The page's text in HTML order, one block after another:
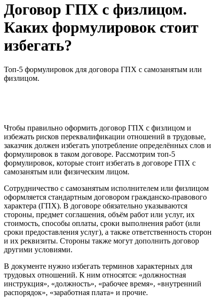
Договор ГПХ с физлицом.
Каких формулировок стоит
избегать?
Топ-5 формулировок для договора ГПХ с самозанятым или
физлицом.
Чтобы правильно оформить договор ГПХ с физлицом и
избежать рисков переквалификации отношений в трудовые,
заказчик должен избегать употребление определённых слов и
формулировок в таком договоре. Рассмотрим топ-5
формулировок, которые стоит избегать в договоре ГПХ с
самозанятым или физическим лицом.
Сотрудничество с самозанятым исполнителем или физлицом
оформляется стандартным договором гражданско-правового
характера (ГПХ). В договоре обязательно указываются
стороны, предмет соглашения, объём работ или услуг, их
стоимость, способы оплаты, сроки выполнения работ (или
сроки предоставления услуг), а также ответственность сторон
и их реквизиты. Стороны также могут дополнить договор
другими условиями.
В документе нужно избегать терминов характерных для
трудовых отношений. К ним относятся: «должностная
инструкция», «должность», «рабочее время», «внутренний
распорядок», «заработная плата» и прочие.